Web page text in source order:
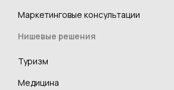
Маркетинговые консультации
Нишевые решения
Туризм
Медицина